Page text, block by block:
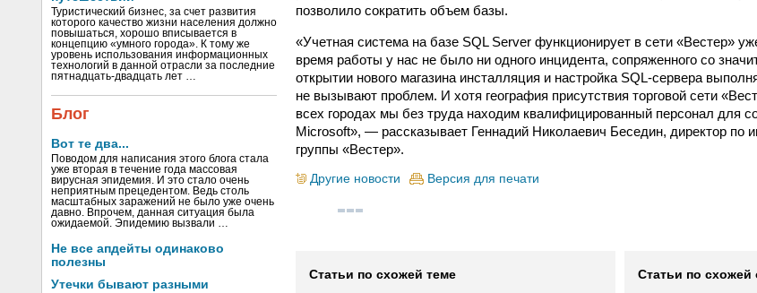
Туристический бизнес, за счет развития
которого качество жизни населения должно
повышаться, хорошо вписывается в
концепцию «умного города». К тому же
уровень использования информационных
технологий в данной отрасли за последние
пятнадцать-двадцать лет …
Блог
Вот те два...
Поводом для написания этого блога стала
уже вторая в течение года массовая
вирусная эпидемия. И это стало очень
неприятным прецедентом. Ведь столь
масштабных заражений не было уже очень
давно. Впрочем, данная ситуация была
ожидаемой. Эпидемию вызвали …
Не все апдейты одинаково
полезны
Утечки бывают разными
позволило сократить объем базы.
«Учетная система на базе SQL Server функционирует в сети «Вестер»
время работы у нас не было ни одного инцидента, сопряженного со
открытии нового магазина инсталляция и настройка SQL-сервера
не вызывают проблем. И хотя география присутствия торговой сети
всех городах мы без труда находим квалифицированный персонал для
Microsoft», — рассказывает Геннадий Николаевич Беседин, директор по
группы «Вестер».
Другие новости Версия для печати
Статьи по схожей теме Статьи по схожей